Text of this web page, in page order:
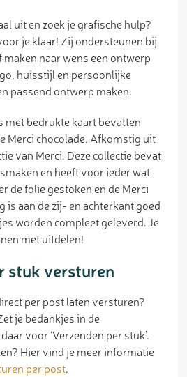
uit en zoek je grafische hulp?
je klaar! Zij ondersteunen bij
naar wens een ontwerp
huisstijl en persoonlijke
passend ontwerp maken.
met bedrukte kaart bevatten
Merci chocolade. Afkomstig uit
van Merci. Deze collectie bevat
en heeft voor ieder wat
de folie gestoken en de Merci
is aan de zij- en achterkant goed
worden compleet geleverd. Je
met uitdelen!
stuk versturen
per post laten versturen?
je bedankjes in de
voor ‘Verzenden per stuk’.
Hier vind je meer informatie
per post.